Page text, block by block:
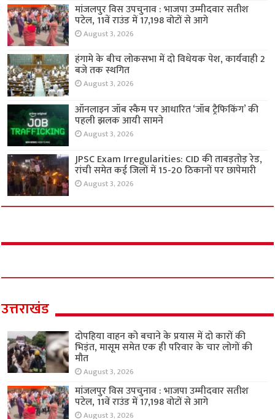
मांजलपुर विस उपचुनाव : भाजपा उम्मीदवार सतीश
पटेल, 11वें राउंड में 17,198 वोटों से आगे
August 3, 2026
हंगामे के बीच लोकसभा में दो विधेयक पेश, कार्यवाही 2
बजे तक स्थगित
August 3, 2026
ऑनलाइन जॉब स्कैम पर आधारित ‘जॉब ट्रैफिकिंग’ की
पहली झलक आयी सामने
August 3, 2026
JPSC Exam Irregularities: CID की ताबड़तोड़ रेड,
रांची समेत कई जिलों में 15-20 ठिकानों पर छापेमारी
August 3, 2026
उत्तराखंड
दोपहिया वाहन को बचाने के प्रयास में दो कारों की
भिड़ंत, मासूम समेत एक ही परिवार के चार लोगों की
मौत
August 3, 2026
मांजलपुर विस उपचुनाव : भाजपा उम्मीदवार सतीश
पटेल, 11वें राउंड में 17,198 वोटों से आगे
August 3, 2026